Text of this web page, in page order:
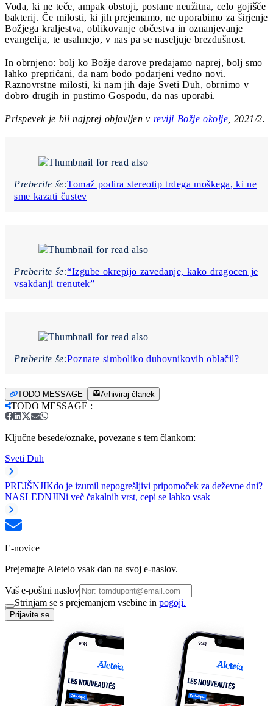
Voda, ki ne teče, ampak obstoji, postane neužitna, celo gojišče
bakterij. Če milosti, ki jih prejemamo, ne uporabimo za širjenje
Božjega kraljestva, oblikovanje občestva in oznanjevanje
evangelija, te usahnejo, v nas pa se naseljuje brezdušnost.
In obrnjeno: bolj ko Božje darove predajamo naprej, bolj smo
lahko prepričani, da nam bodo podarjeni vedno novi.
Raznovrstne milosti, ki nam jih daje Sveti Duh, obrnimo v
dobro drugih in pustimo Gospodu, da nas uporabi.
Prispevek je bil najprej objavljen v reviji Božje okolje , 2021/2.
Preberite še:Tomaž podira stereotip trdega moškega, ki ne
sme kazati čustev
Preberite še:“Izgube okrepijo zavedanje, kako dragocen je
vsakdanji trenutek”
Preberite še:Poznate simboliko duhovnikovih oblačil?
TODO MESSAGE Arhiviraj članek
TODO MESSAGE :
Ključne besede/oznake, povezane s tem člankom:
Sveti Duh
PREJŠNJIKdo je izumil nepogrešljivi pripomoček za deževne dni?
NASLEDNJINi več čakalnih vrst, cepi se lahko vsak
E-novice
Prejemajte Aleteio vsak dan na svoj e-naslov.
Vaš e-poštni naslov
Strinjam se s prejemanjem vsebine in pogoji.
Prijavite se